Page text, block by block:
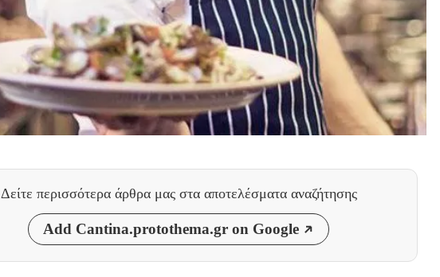
Δείτε περισσότερα άρθρα μας στα αποτελέσματα αναζήτησης
Add Cantina.protothema.gr on Google